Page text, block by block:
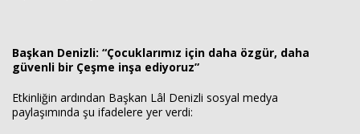
Başkan Denizli: “Çocuklarımız için daha özgür, daha
güvenli bir Çeşme inşa ediyoruz”
Etkinliğin ardından Başkan Lâl Denizli sosyal medya
paylaşımında şu ifadelere yer verdi: